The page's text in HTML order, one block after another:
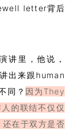
letter背后
讲里，他说，
出来跟human
同？ 因为They
的联结不仅仅
在于双方是否